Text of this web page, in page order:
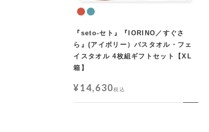
『seto-セト』『IORINO／すぐさ
ら』(アイボリー）バスタオル・フェ
イスタオル 4枚組ギフトセット【XL
箱】
¥14,630税込